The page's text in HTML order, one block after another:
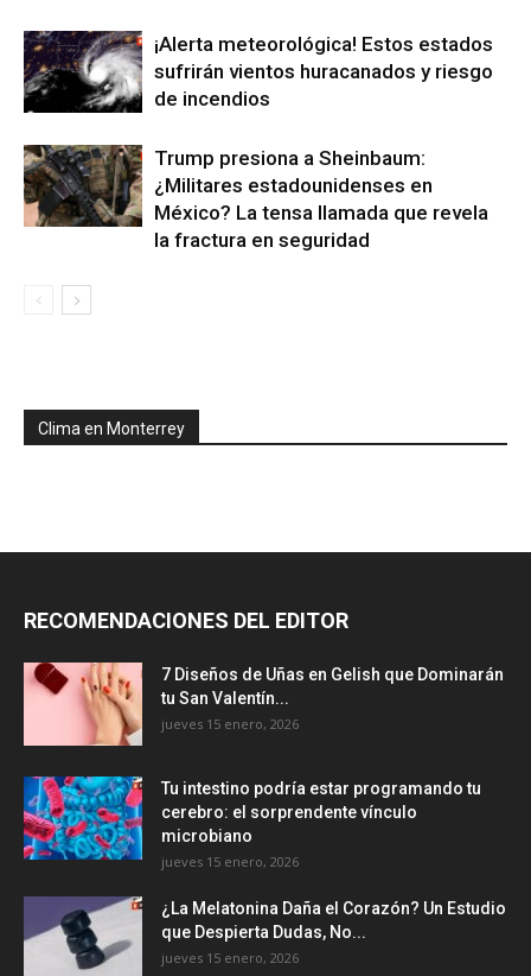
¡Alerta meteorológica! Estos estados
sufrirán vientos huracanados y riesgo
de incendios
Trump presiona a Sheinbaum:
¿Militares estadounidenses en
México? La tensa llamada que revela
la fractura en seguridad
Clima en Monterrey
RECOMENDACIONES DEL EDITOR
7 Diseños de Uñas en Gelish que Dominarán
tu San Valentín...
jueves 15 enero, 2026
Tu intestino podría estar programando tu
cerebro: el sorprendente vínculo
microbiano
jueves 15 enero, 2026
¿La Melatonina Daña el Corazón? Un Estudio
que Despierta Dudas, No...
jueves 15 enero, 2026